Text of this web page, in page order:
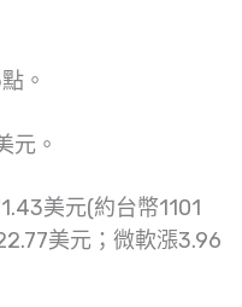
。
元。
美元(約台幣1101
美元；微軟漲3.96